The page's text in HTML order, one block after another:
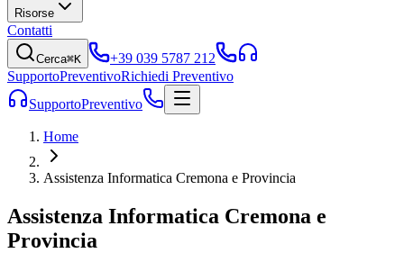
Risorse
Contatti
Cerca⌘K
+39 039 5787 212
SupportoPreventivoRichiedi Preventivo
SupportoPreventivo
Home
Assistenza Informatica Cremona e Provincia
Assistenza Informatica Cremona e
Provincia